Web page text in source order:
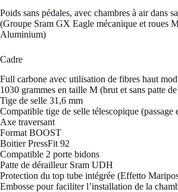
Poids sans pédales, avec chambres à air dans
(Groupe Sram GX Eagle mécanique et roues
Aluminium)
Cadre
Full carbone avec utilisation de fibres haut
1030 grammes en taille M (brut et sans patte
Tige de selle 31,6 mm
Compatible tige de selle télescopique (passage
Axe traversant
Format BOOST
Boitier PressFit 92
Compatible 2 porte bidons
Patte de dérailleur Sram UDH
Protection du top tube intégrée (Effetto
Embosse pour faciliter l’installation de la